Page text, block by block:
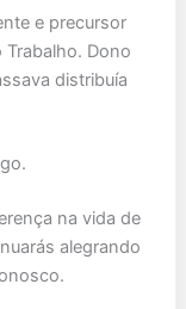
e precursor
Dono
distribuía
na vida de
alegrando